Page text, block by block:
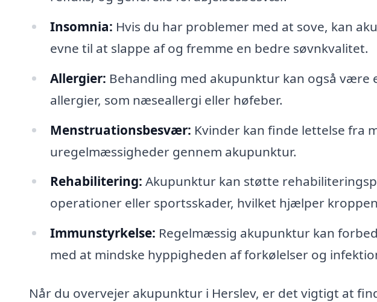
Insomnia: Hvis du har problemer med at sove, kan
evne til at slappe af og fremme en bedre søvnkvalitet.
Allergier: Behandling med akupunktur kan også være
allergier, som næseallergi eller høfeber.
Menstruationsbesvær: Kvinder kan finde lettelse fra
uregelmæssigheder gennem akupunktur.
Rehabilitering: Akupunktur kan støtte
operationer eller sportsskader, hvilket hjælper
Immunstyrkelse: Regelmæssig akupunktur kan
med at mindske hyppigheden af forkølelser og
Når du overvejer akupunktur i Herslev, er det vigtigt at